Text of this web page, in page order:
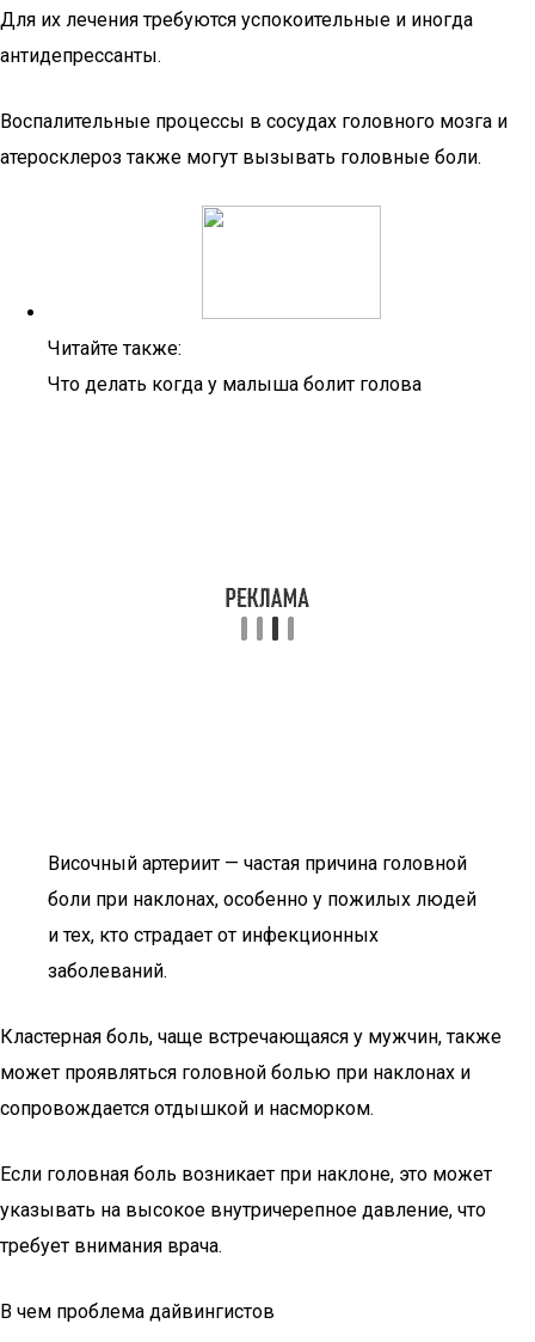
Для их лечения требуются успокоительные и иногда
антидепрессанты.
Воспалительные процессы в сосудах головного мозга и
атеросклероз также могут вызывать головные боли.
Читайте также:
Что делать когда у малыша болит голова
Височный артериит — частая причина головной
боли при наклонах, особенно у пожилых людей
и тех, кто страдает от инфекционных
заболеваний.
Кластерная боль, чаще встречающаяся у мужчин, также
может проявляться головной болью при наклонах и
сопровождается отдышкой и насморком.
Если головная боль возникает при наклоне, это может
указывать на высокое внутричерепное давление, что
требует внимания врача.
В чем проблема дайвингистов